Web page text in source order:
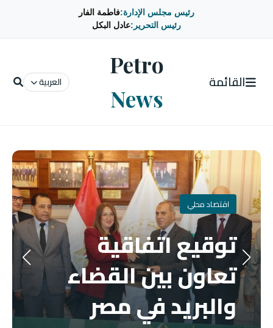
رئيس مجلس الإدارة:فاطمة الفار
رئيس التحرير:عادل البكل
القائمة
Petro
News
العربية
اقتصاد محلي
توقيع اتفاقية
تعاون بين القضاء
والبريد في مصر